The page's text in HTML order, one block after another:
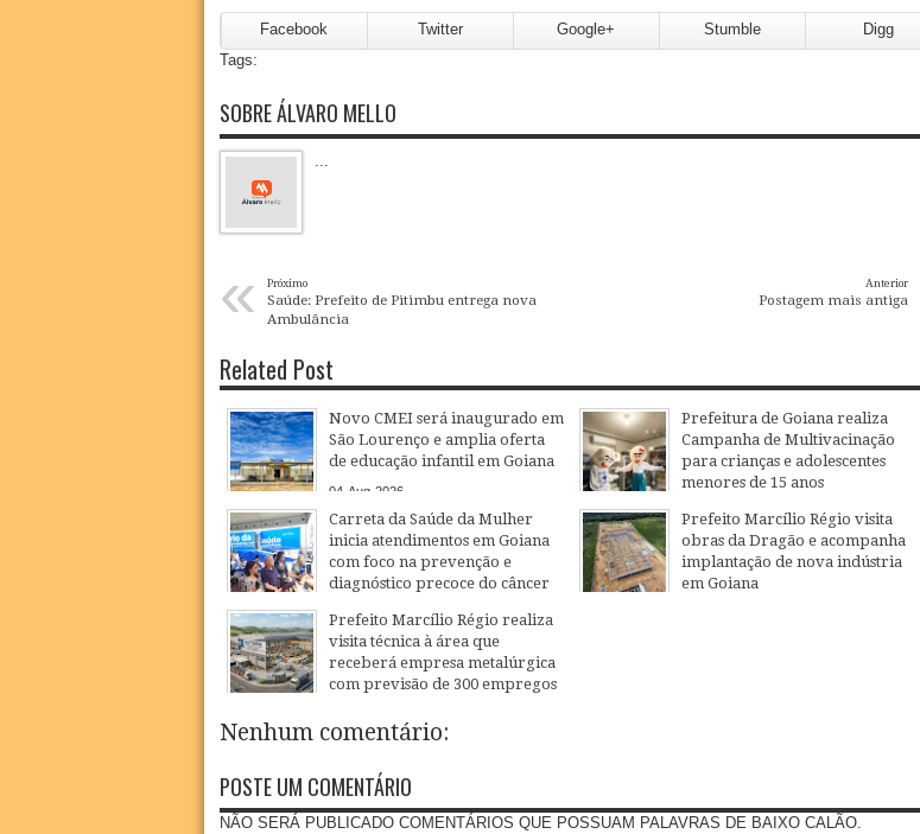
Facebook Twitter Google+ Stumble
Digg
Tags:
SOBRE ÁLVARO MELLO
...
« Próximo
Saúde: Prefeito de Pitimbu entrega nova
Ambulância
Anterior
Postagem mais antiga
Related Post
Novo CMEI será inaugurado em
São Lourenço e amplia oferta
de educação infantil em Goiana
04 Aug 2026
Prefeitura de Goiana realiza
Campanha de Multivacinação
para crianças e adolescentes
menores de 15 anos
04 Aug 2026
Carreta da Saúde da Mulher
inicia atendimentos em Goiana
com foco na prevenção e
diagnóstico precoce do câncer
27 Jul 2026
Prefeito Marcílio Régio visita
obras da Dragão e acompanha
implantação de nova indústria
em Goiana
Prefeito Marcílio Régio realiza
visita técnica à área que
receberá empresa metalúrgica
com previsão de 300 empregos
Nenhum comentário:
POSTE UM COMENTÁRIO
NÃO SERÁ PUBLICADO COMENTÁRIOS QUE POSSUAM PALAVRAS DE BAIXO CALÃO.